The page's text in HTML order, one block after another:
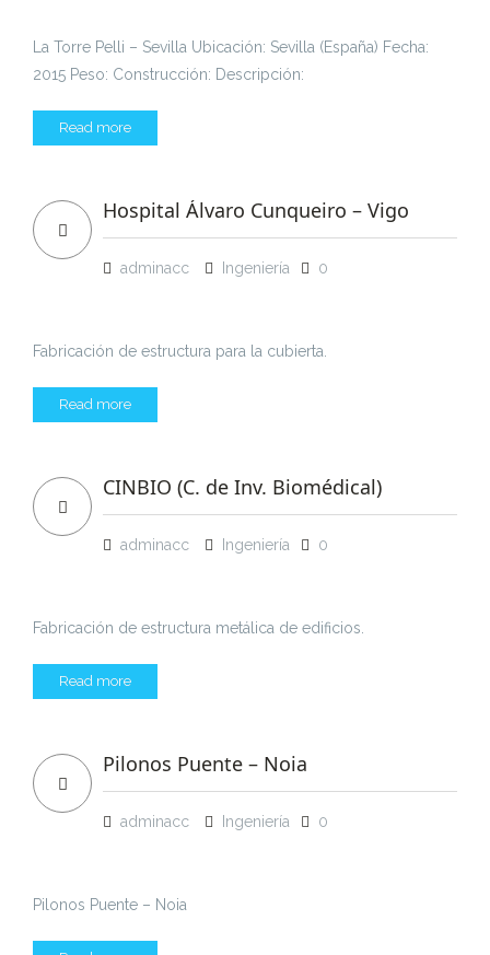
La Torre Pelli – Sevilla Ubicación: Sevilla (España) Fecha:
2015 Peso: Construcción: Descripción:
Read more
Hospital Álvaro Cunqueiro – Vigo
adminacc Ingeniería 0
Fabricación de estructura para la cubierta.
Read more
CINBIO (C. de Inv. Biomédical)
adminacc Ingeniería 0
Fabricación de estructura metálica de edificios.
Read more
Pilonos Puente – Noia
adminacc Ingeniería 0
Pilonos Puente – Noia